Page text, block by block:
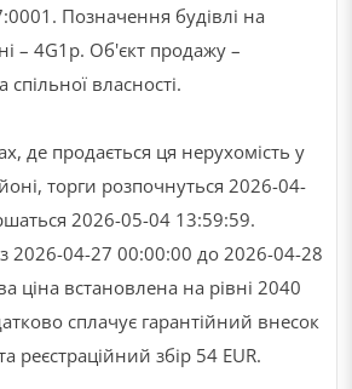
Позначення будівлі на
– 4G1p. Об'єкт продажу –
власності.
де продається ця нерухомість у
торги розпочнуться 2026-04-
2026-05-04 13:59:59.
з 2026-04-27 00:00:00 до 2026-04-28
ціна встановлена на рівні 2040
сплачує гарантійний внесок
реєстраційний збір 54 EUR.